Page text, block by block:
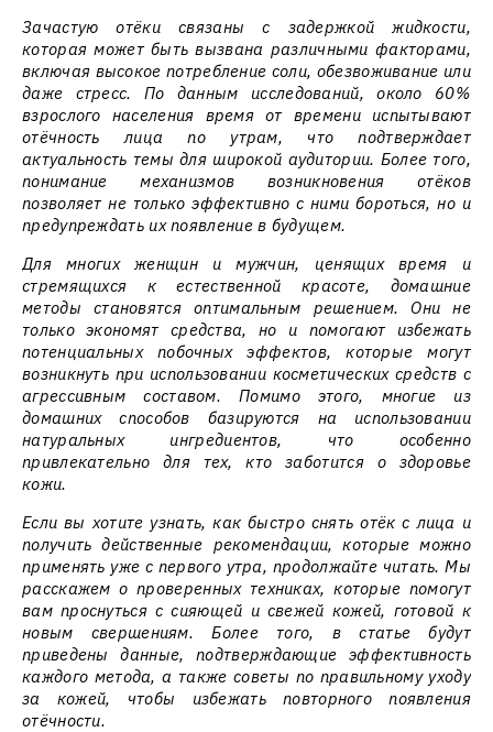
Зачастую отёки связаны с задержкой жидкости,
которая может быть вызвана различными факторами,
включая высокое потребление соли, обезвоживание или
даже стресс. По данным исследований, около 60%
взрослого населения время от времени испытывают
отёчность лица по утрам, что подтверждает
актуальность темы для широкой аудитории. Более того,
понимание механизмов возникновения отёков
позволяет не только эффективно с ними бороться, но и
предупреждать их появление в будущем.
Для многих женщин и мужчин, ценящих время и
стремящихся к естественной красоте, домашние
методы становятся оптимальным решением. Они не
только экономят средства, но и помогают избежать
потенциальных побочных эффектов, которые могут
возникнуть при использовании косметических средств с
агрессивным составом. Помимо этого, многие из
домашних способов базируются на использовании
натуральных ингредиентов, что особенно
привлекательно для тех, кто заботится о здоровье
кожи.
Если вы хотите узнать, как быстро снять отёк с лица и
получить действенные рекомендации, которые можно
применять уже с первого утра, продолжайте читать. Мы
расскажем о проверенных техниках, которые помогут
вам проснуться с сияющей и свежей кожей, готовой к
новым свершениям. Более того, в статье будут
приведены данные, подтверждающие эффективность
каждого метода, а также советы по правильному уходу
за кожей, чтобы избежать повторного появления
отёчности.